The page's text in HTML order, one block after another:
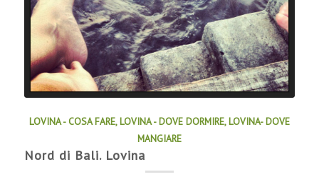
LOVINA - COSA FARE,LOVINA - DOVE DORMIRE,LOVINA- DOVE
MANGIARE
Nord di Bali. Lovina